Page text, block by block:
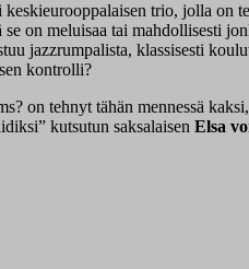
trio, jolla
on meluisaa tai mahdollisesti
jazzrumpalista, klassisesti
kontrolli?
on tehnyt tähän mennessä
kutsutun saksalaisen Elsa